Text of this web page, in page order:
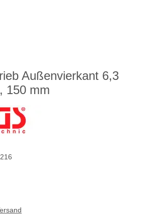
Außenvierkant 6,3
150 mm